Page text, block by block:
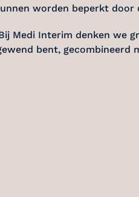
worden beperkt door
Medi Interim denken we
bent, gecombineerd